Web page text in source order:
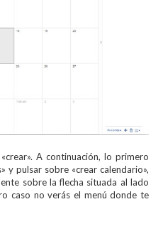
A continuación, lo primero
y pulsar sobre «crear calendario»,
sobre la flecha situada al lado
caso no verás el menú donde te